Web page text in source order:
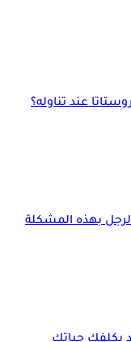
عند تناوله؟
بهذه المشكلة